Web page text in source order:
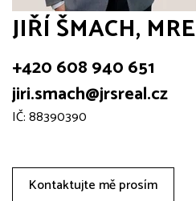
JIŘÍ ŠMACH, MRE
+420 608 940 651
jiri.smach@jrsreal.cz
IČ: 88390390
Kontaktujte mě prosím